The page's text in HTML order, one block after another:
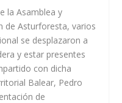
la Asamblea y
de Asturforesta, varios
se desplazaron a
y estar presentes
con dicha
Balear, Pedro
de